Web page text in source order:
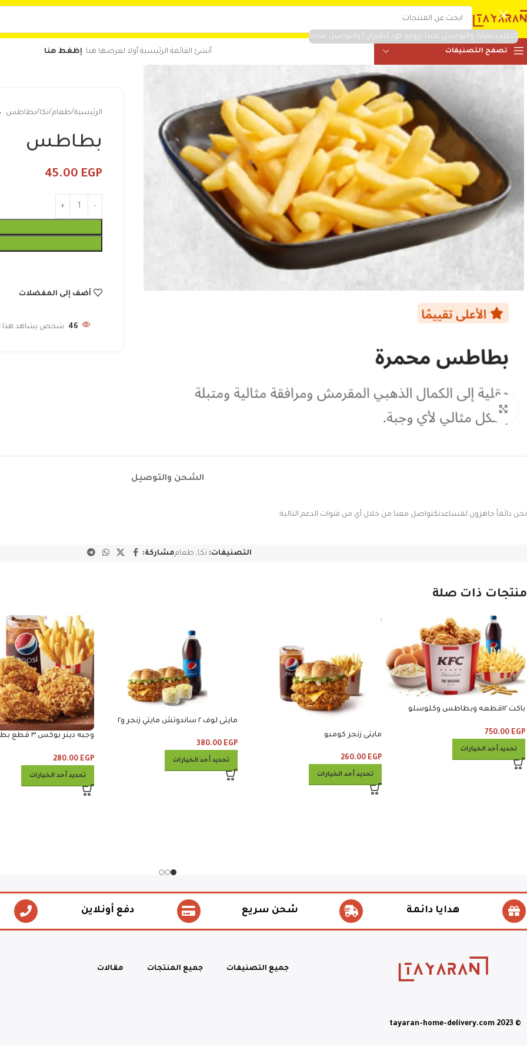
الطلب عليك والتوصيل علينا برومو كود (طيران) والتوصيل مجانا
تصفح التصنيفات أنشئ القائمة الرئيسية أولا لعرضها هنا .إظغط هنا
الرئيسية طعام تكا بطاطس
بطاطس
45.00 EGP
أضف إلى المفضلات
46 شخص يشاهد هذا
الشحن والتوصيل
نحن دائماً جاهزون لمساعدتكتواصل معنا من خلال أي من قنوات الدعم التالية:
التصنيفات: تكا, طعاممشاركة:
منتجات ذات صلة
باكت ١٢قطعه وبطاطس وكلوسلو
750.00 EGP
تحديد أحد الخيارات
مايتى زنجر كومبو
260.00 EGP
تحديد أحد الخيارات
مايتى لوف ٢ ساندوتش مايتي زنجر و٢
380.00 EGP
تحديد أحد الخيارات
وجبه دينر
280.00 EGP
تحديد أحد الخيارات
هدايا دائمة شحن سريع دفع أونلاين
جميع التصنيفات جميع المنتجات مقالات
© tayaran-home-delivery.com 2023